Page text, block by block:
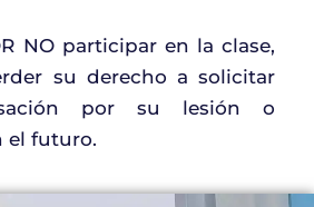
NO participar en la clase,
su derecho a solicitar
por su lesión o
el futuro.